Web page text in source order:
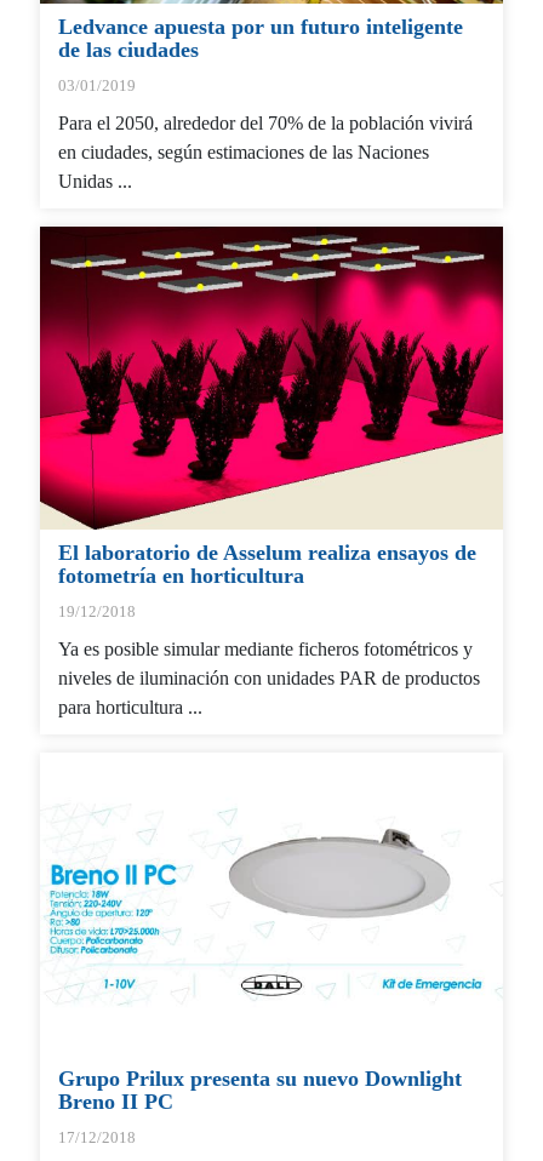
Ledvance apuesta por un futuro inteligente
de las ciudades
03/01/2019
Para el 2050, alrededor del 70% de la población vivirá
en ciudades, según estimaciones de las Naciones
Unidas ...
El laboratorio de Asselum realiza ensayos de
fotometría en horticultura
19/12/2018
Ya es posible simular mediante ficheros fotométricos y
niveles de iluminación con unidades PAR de productos
para horticultura ...
Grupo Prilux presenta su nuevo Downlight
Breno II PC
17/12/2018